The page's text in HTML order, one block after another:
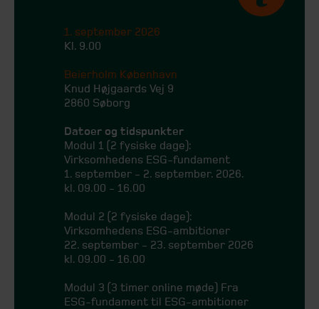
1. september 2026
Kl. 9.00
Beierholm København
Knud Højgaards Vej 9
2860 Søborg
Datoer og tidspunkter
Modul 1 (2 fysiske dage):
Virksomhedens ESG-fundament
1. september - 2. september. 2026.
kl. 09.00 - 16.00
Modul 2 (2 fysiske dage):
Virksomhedens ESG-ambitioner
22. september - 23. september 2026
kl. 09.00 - 16.00
Modul 3 (3 timer online møde) Fra
ESG-fundament til ESG-ambitioner